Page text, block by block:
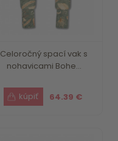
Celoročný spací vak s
nohavicami Bohe...
64.39 €